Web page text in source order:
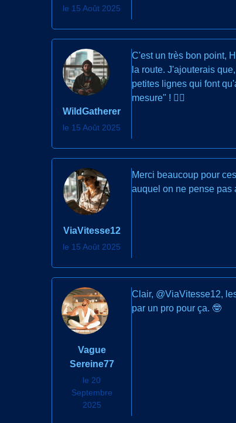
le 15 Août 2025
WildGatherer
le 15 Août 2025
C'est un très bon point,
la route. J'ajouterais
petites lignes qui font
mesure" ! 🕵️‍♂️
ViaVitesse12
le 15 Août 2025
Merci beaucoup pour
auquel on ne pense pas
Vague
Sereine77
le 20
Septembre
2025
Clair, @ViaVitesse12,
par un pro pour ça. 🤓